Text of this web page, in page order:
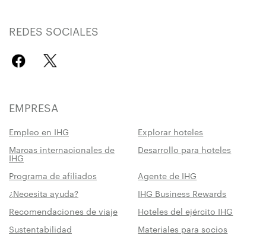
REDES SOCIALES
EMPRESA
Empleo en IHG
Explorar hoteles
Marcas internacionales de
IHG
Desarrollo para hoteles
Programa de afiliados
Agente de IHG
¿Necesita ayuda?
IHG Business Rewards
Recomendaciones de viaje
Hoteles del ejército IHG
Sustentabilidad
Materiales para socios